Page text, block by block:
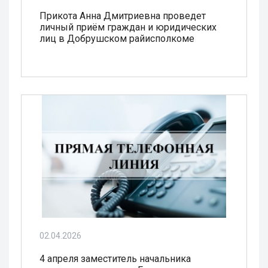
Прикота Анна Дмитриевна проведет
личный приём граждан и юридических
лиц в Добрушском райисполкоме
02.04.2026
4 апреля заместитель начальника